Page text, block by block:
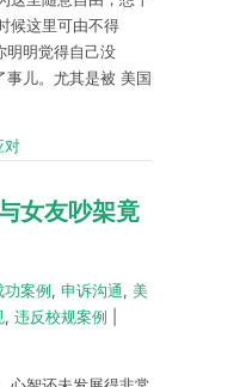
候这里可由不得
明明觉得自己没
事儿。尤其是被 美国
对
女友吵架竟
案例 , 申诉沟通, 美
, 违反校规案例